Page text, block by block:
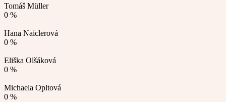
Tomáš Müller
0 %
Hana Naiclerová
0 %
Eliška Olšáková
0 %
Michaela Opltová
0 %